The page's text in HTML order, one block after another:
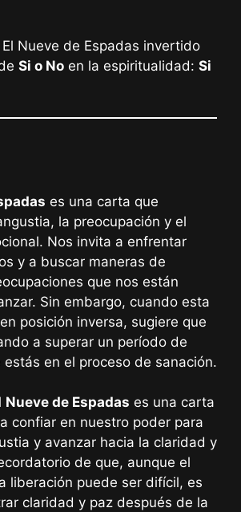
Nueve de Espadas invertido
Si o No en la espiritualidad: Si
es una carta que
la preocupación y el
Nos invita a enfrentar
y a buscar maneras de
que nos están
Sin embargo, cuando esta
posición inversa, sugiere que
a superar un período de
estás en el proceso de sanación.
Nueve de Espadas es una carta
confiar en nuestro poder para
y avanzar hacia la claridad y
de que, aunque el
liberación puede ser difícil, es
claridad y paz después de la